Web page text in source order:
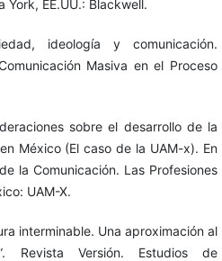
EE.UU.: Blackwell.
ideología y comunicación.
Masiva en el Proceso
sobre el desarrollo de la
México (El caso de la UAM-x). En
la Comunicación. Las Profesiones
UAM-X.
interminable. Una aproximación al
Revista Versión. Estudios de